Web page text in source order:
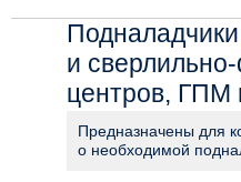
и
центров, ГПМ
Предназначены для
о необходимой